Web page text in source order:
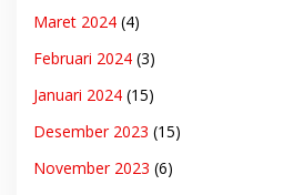
Maret 2024 (4)
Februari 2024 (3)
Januari 2024 (15)
Desember 2023 (15)
November 2023 (6)